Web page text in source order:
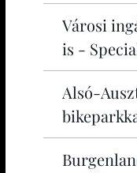
Városi
is -
Alsó-